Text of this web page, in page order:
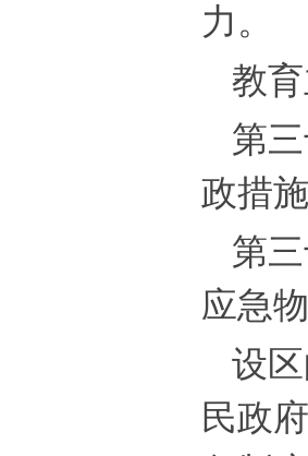
力。
教
第
政措
第
应急
设
民政